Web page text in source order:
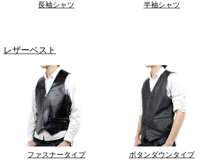
長袖シャツ 半袖シャツ
レザーベスト
ファスナータイプ ボタンダウンタイプ